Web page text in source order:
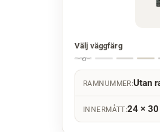
Välj väggfärg
RAMNUMMER:Utan
INNERMÅTT:24 ×